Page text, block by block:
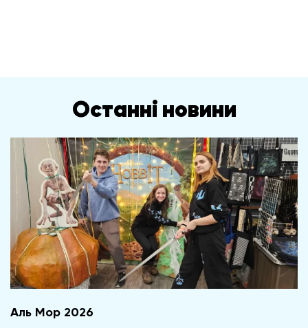
Останні новини
Аль Мор 2026